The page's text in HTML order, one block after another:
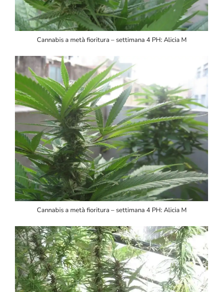
Cannabis a metà fioritura – settimana 4 PH: Alicia M
Cannabis a metà fioritura – settimana 4 PH: Alicia M